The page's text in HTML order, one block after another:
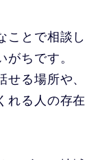
ことで相談し
ちです。
る場所や、
れる人の存在